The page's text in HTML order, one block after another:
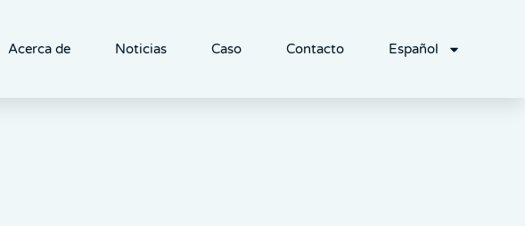
Acerca de Noticias Caso Contacto Español